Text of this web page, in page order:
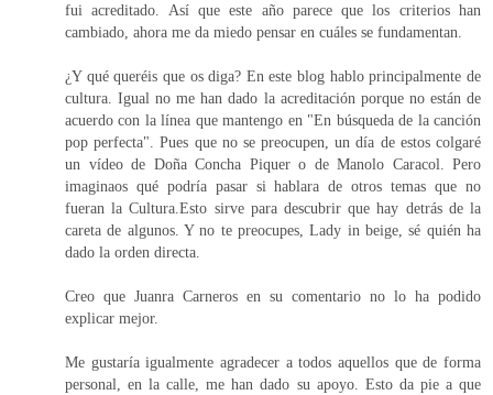
fui acreditado. Así que este año parece que los criterios han
cambiado, ahora me da miedo pensar en cuáles se fundamentan.
¿Y qué queréis que os diga? En este blog hablo principalmente de
cultura. Igual no me han dado la acreditación porque no están de
acuerdo con la línea que mantengo en "En búsqueda de la canción
pop perfecta". Pues que no se preocupen, un día de estos colgaré
un vídeo de Doña Concha Piquer o de Manolo Caracol. Pero
imaginaos qué podría pasar si hablara de otros temas que no
fueran la Cultura.Esto sirve para descubrir que hay detrás de la
careta de algunos. Y no te preocupes, Lady in beige, sé quién ha
dado la orden directa.
Creo que Juanra Carneros en su comentario no lo ha podido
explicar mejor.
Me gustaría igualmente agradecer a todos aquellos que de forma
personal, en la calle, me han dado su apoyo. Esto da pie a que